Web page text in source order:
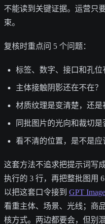
不能读到关键证据。运营只
束。
复核时重点问 5 个问题：
标签、数字、接口和孔位
主体接触阴影还在不在？
材质纹理是变清楚，还是
同批图片的光向和裁切是
看不清的位置，是不是应
这套方法不追求把提示词写
执行的 3 行，再把整批图用
以把这套口令接到 GPT
看重主体、场景、光线；商
核方式。两边都要会，但别